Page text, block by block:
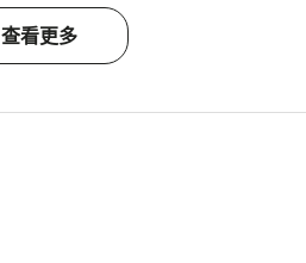
查看更多